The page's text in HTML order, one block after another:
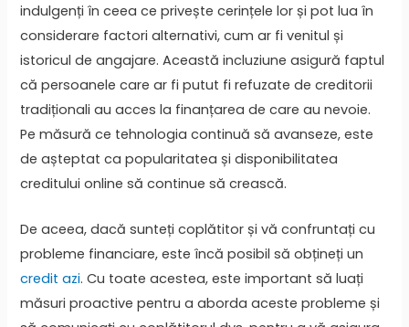
indulgenți în ceea ce privește cerințele lor și pot lua în
considerare factori alternativi, cum ar fi venitul și
istoricul de angajare. Această incluziune asigură faptul
că persoanele care ar fi putut fi refuzate de creditorii
tradiționali au acces la finanțarea de care au nevoie.
Pe măsură ce tehnologia continuă să avanseze, este
de așteptat ca popularitatea și disponibilitatea
creditului online să continue să crească.
De aceea, dacă sunteți coplătitor și vă confruntați cu
probleme financiare, este încă posibil să obțineți un
credit azi. Cu toate acestea, este important să luați
măsuri proactive pentru a aborda aceste probleme și